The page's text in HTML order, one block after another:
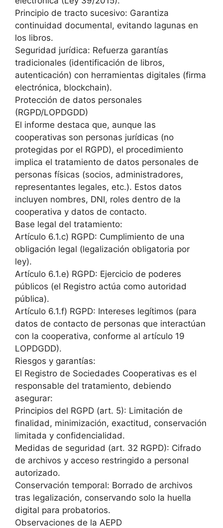
Principio de tracto sucesivo: Garantiza
continuidad documental, evitando lagunas en
los libros.
Seguridad jurídica: Refuerza garantías
tradicionales (identificación de libros,
autenticación) con herramientas digitales (firma
electrónica, blockchain).
Protección de datos personales
(RGPD/LOPDGDD)
El informe destaca que, aunque las
cooperativas son personas jurídicas (no
protegidas por el RGPD), el procedimiento
implica el tratamiento de datos personales de
personas físicas (socios, administradores,
representantes legales, etc.). Estos datos
incluyen nombres, DNI, roles dentro de la
cooperativa y datos de contacto.
Base legal del tratamiento:
Artículo 6.1.c) RGPD: Cumplimiento de una
obligación legal (legalización obligatoria por
ley).
Artículo 6.1.e) RGPD: Ejercicio de poderes
públicos (el Registro actúa como autoridad
pública).
Artículo 6.1.f) RGPD: Intereses legítimos (para
datos de contacto de personas que interactúan
con la cooperativa, conforme al artículo 19
LOPDGDD).
Riesgos y garantías:
El Registro de Sociedades Cooperativas es el
responsable del tratamiento, debiendo
asegurar:
Principios del RGPD (art. 5): Limitación de
finalidad, minimización, exactitud, conservación
limitada y confidencialidad.
Medidas de seguridad (art. 32 RGPD): Cifrado
de archivos y acceso restringido a personal
autorizado.
Conservación temporal: Borrado de archivos
tras legalización, conservando solo la huella
digital para probatorios.
Observaciones de la AEPD